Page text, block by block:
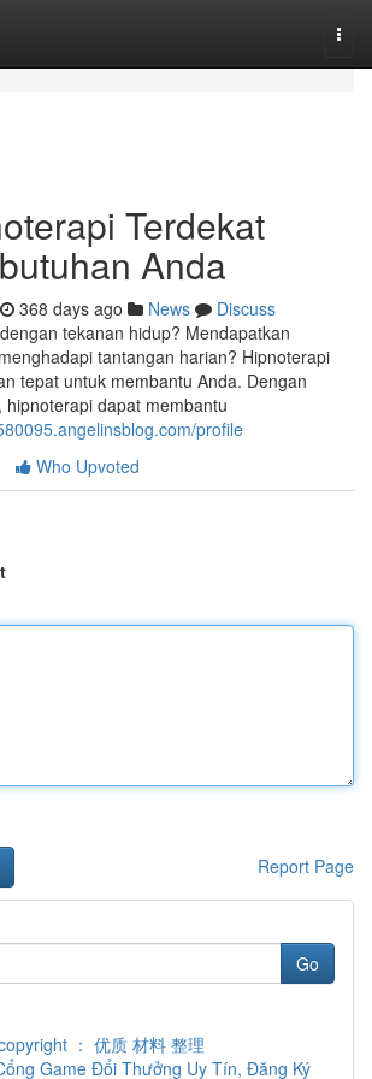
Terdekat
Anda
368 days ago News
Discuss
tekanan hidup? Mendapatkan
tantangan harian? Hipnoterapi
tepat untuk membantu Anda. Dengan
dapat membantu
profile
Who Upvoted
Report Page
Go
： 优质 材料 整理
Game Đổi Thưởng Uy Tín, Đăng Ký